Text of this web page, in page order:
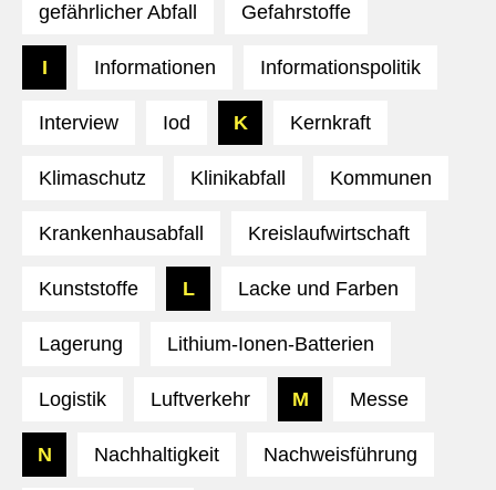
gefährlicher Abfall Gefahrstoffe
I Informationen Informationspolitik
Interview Iod K Kernkraft
Klimaschutz Klinikabfall Kommunen
Krankenhausabfall Kreislaufwirtschaft
Kunststoffe L Lacke und Farben
Lagerung Lithium-Ionen-Batterien
Logistik Luftverkehr M Messe
N Nachhaltigkeit Nachweisführung